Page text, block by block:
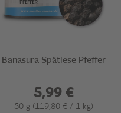
Banasura Spätlese Pfeffer
5,99 €
50 g (119,80 € / 1 kg)